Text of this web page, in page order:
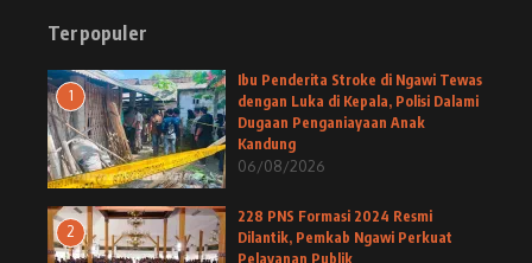
Terpopuler
1
Ibu Penderita Stroke di Ngawi Tewas
dengan Luka di Kepala, Polisi Dalami
Dugaan Penganiayaan Anak
Kandung
06/08/2026
2
228 PNS Formasi 2024 Resmi
Dilantik, Pemkab Ngawi Perkuat
Pelayanan Publik